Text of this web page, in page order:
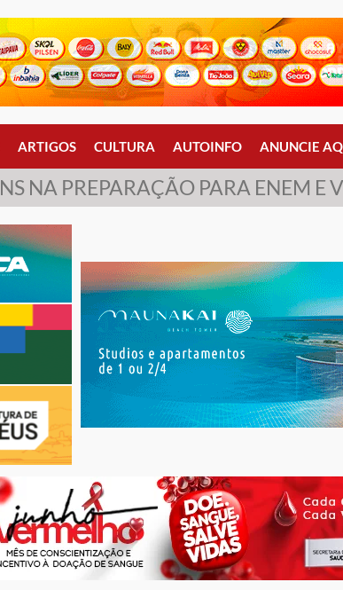
ARTIGOS CULTURA AUTOINFO ANUNCIE
NA PREPARAÇÃO PARA ENEM E